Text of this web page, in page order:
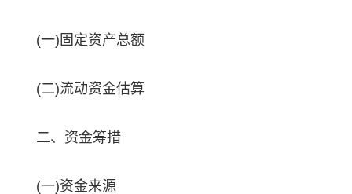
(一)固定资产总额
(二)流动资金估算
二、资金筹措
(一)资金来源